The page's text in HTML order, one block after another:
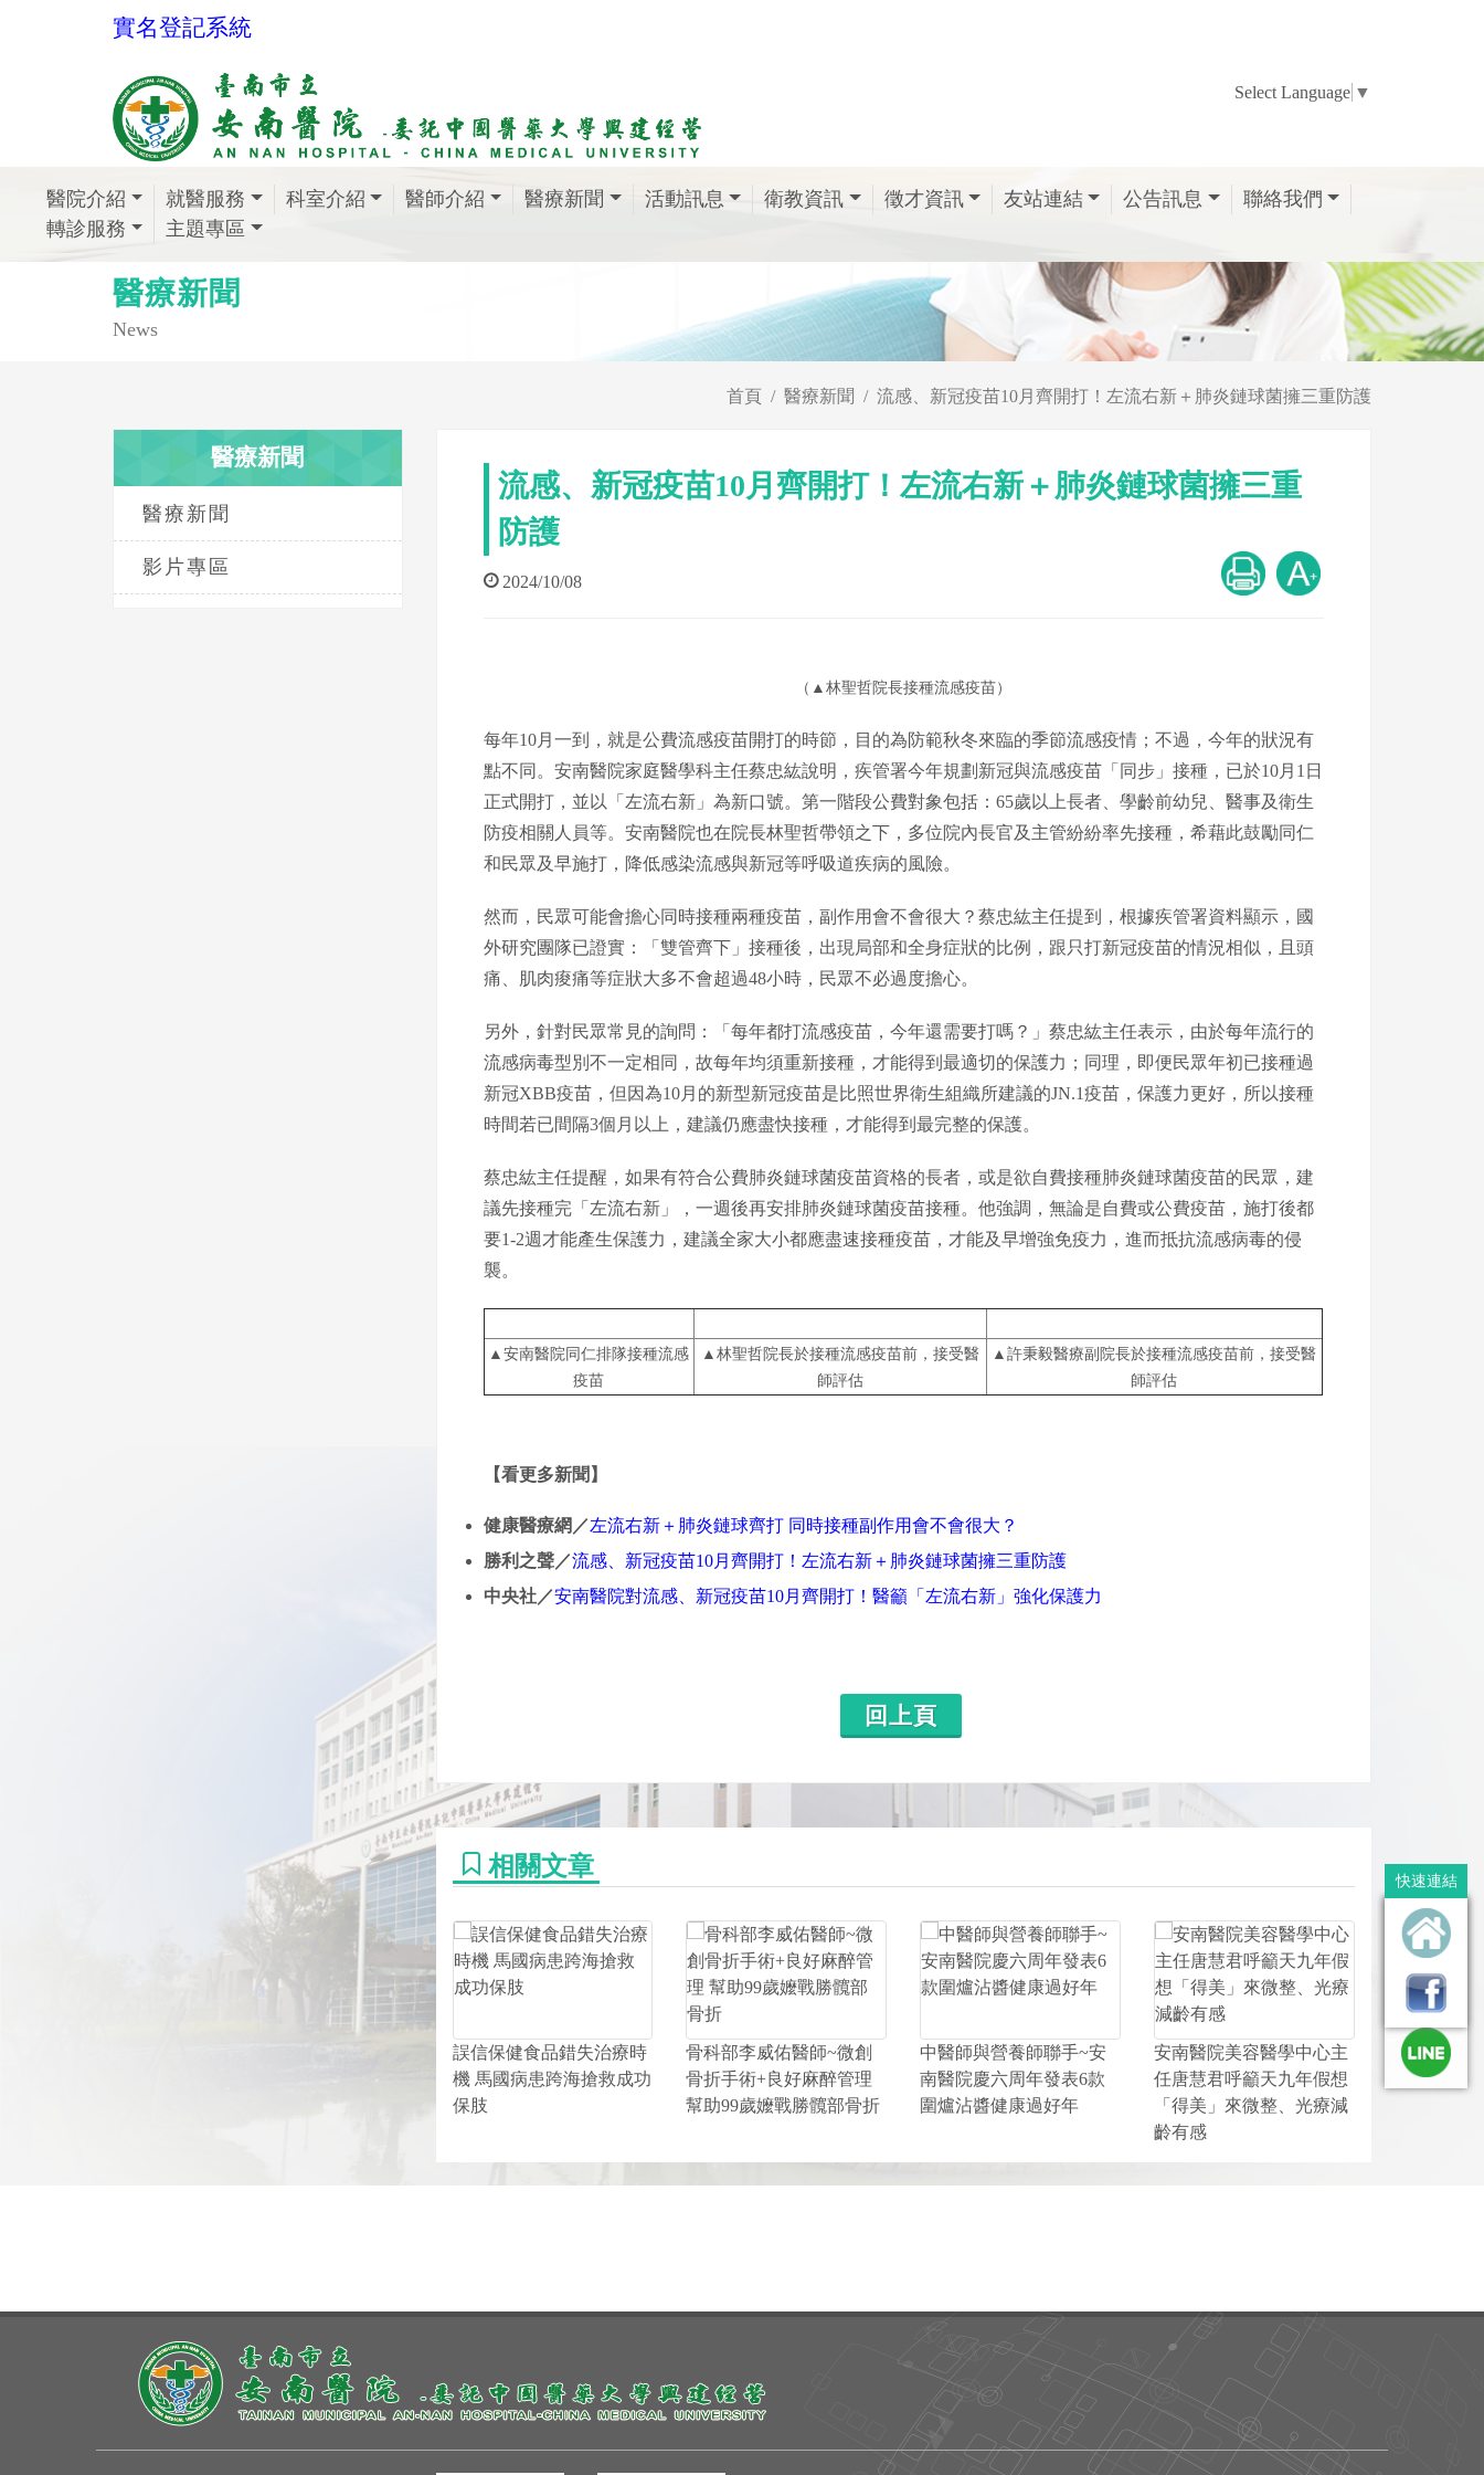
實名登記系統
Select Language ▼
醫院介紹 就醫服務 科室介紹 醫師介紹 醫療新聞 活動訊息 衛教資訊 徵才資訊 友站連結 公告訊息
聯絡我們
轉診服務
主題專區
醫療新聞
News
首頁 醫療新聞 流感、新冠疫苗10月齊開打！左流右新＋肺炎鏈球菌擁三重防護
醫療新聞
醫療新聞
影片專區
流感、新冠疫苗10月齊開打！左流右新＋肺炎鏈球菌擁三重
防護
2024/10/08
文章分享
（▲林聖哲院長接種流感疫苗）
每年10月一到，就是公費流感疫苗開打的時節，目的為防範秋冬來臨的季節流感疫情；不過，今年的狀況有
點不同。安南醫院家庭醫學科主任蔡忠紘說明，疾管署今年規劃新冠與流感疫苗「同步」接種，已於10月1日
正式開打，並以「左流右新」為新口號。第一階段公費對象包括：65歲以上長者、學齡前幼兒、醫事及衛生
防疫相關人員等。安南醫院也在院長林聖哲帶領之下，多位院內長官及主管紛紛率先接種，希藉此鼓勵同仁
和民眾及早施打，降低感染流感與新冠等呼吸道疾病的風險。
然而，民眾可能會擔心同時接種兩種疫苗，副作用會不會很大？蔡忠紘主任提到，根據疾管署資料顯示，國
外研究團隊已證實：「雙管齊下」接種後，出現局部和全身症狀的比例，跟只打新冠疫苗的情況相似，且頭
痛、肌肉痠痛等症狀大多不會超過48小時，民眾不必過度擔心。
另外，針對民眾常見的詢問：「每年都打流感疫苗，今年還需要打嗎？」蔡忠紘主任表示，由於每年流行的
流感病毒型別不一定相同，故每年均須重新接種，才能得到最適切的保護力；同理，即便民眾年初已接種過
新冠XBB疫苗，但因為10月的新型新冠疫苗是比照世界衛生組織所建議的JN.1疫苗，保護力更好，所以接種
時間若已間隔3個月以上，建議仍應盡快接種，才能得到最完整的保護。
蔡忠紘主任提醒，如果有符合公費肺炎鏈球菌疫苗資格的長者，或是欲自費接種肺炎鏈球菌疫苗的民眾，建
議先接種完「左流右新」，一週後再安排肺炎鏈球菌疫苗接種。他強調，無論是自費或公費疫苗，施打後都
要1-2週才能產生保護力，建議全家大小都應盡速接種疫苗，才能及早增強免疫力，進而抵抗流感病毒的侵
襲。
▲安南醫院同仁排隊接種流感
疫苗
▲林聖哲院長於接種流感疫苗前，接受醫
師評估
▲許秉毅醫療副院長於接種流感疫苗前，接受醫
師評估
【看更多新聞】
健康醫療網／左流右新＋肺炎鏈球齊打 同時接種副作用會不會很大？
勝利之聲／流感、新冠疫苗10月齊開打！左流右新＋肺炎鏈球菌擁三重防護
中央社／安南醫院對流感、新冠疫苗10月齊開打！醫籲「左流右新」強化保護力
回上頁
相關文章
誤信保健食品錯失治療時
機 馬國病患跨海搶救成功
保肢
骨科部李威佑醫師~微創
骨折手術+良好麻醉管理
幫助99歲嬤戰勝髖部骨折
中醫師與營養師聯手~安
南醫院慶六周年發表6款
圍爐沾醬健康過好年
安南醫院美容醫學中心主
任唐慧君呼籲天九年假想
「得美」來微整、光療減
齡有感
快速連結